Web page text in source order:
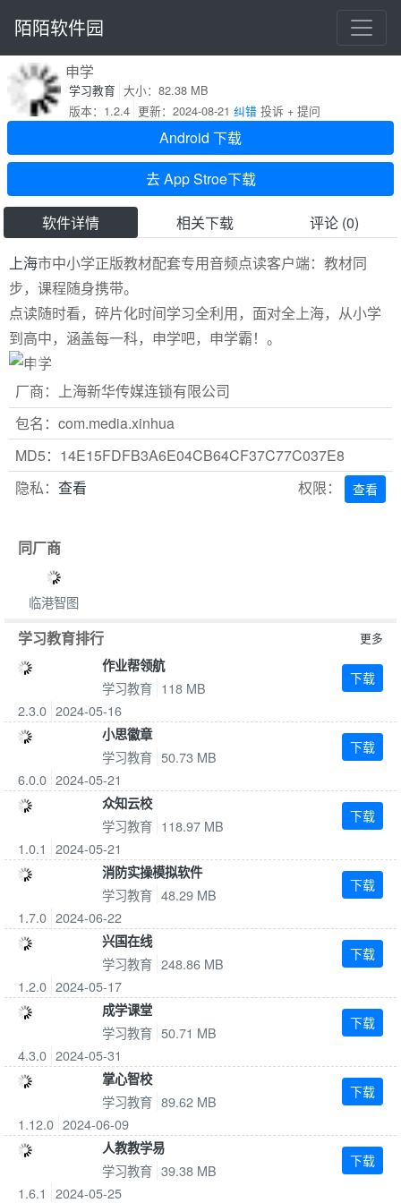
陌陌软件园
申学
学习教育 大小：82.38 MB
版本：1.2.4 更新：2024-08-21 纠错投诉 + 提问
Android 下载
去 App Stroe下载
软件详情 相关下载
评论 (0)
上海市中小学正版教材配套专用音频点读客户端：教材同
步，课程随身携带。
点读随时看，碎片化时间学习全利用，面对全上海，从小学
到高中，涵盖每一科，申学吧，申学霸！。
Previous
厂商：上海新华传媒连锁有限公司
包名：com.media.xinhua
MD5：14E15FDFB3A6E04CB64CF37C77C037E8
隐私：查看 权限： 查看
同厂商
临港智图
学习教育排行 更多
作业帮领航
学习教育 118 MB
2.3.0 2024-05-16
下载
小思徽章
学习教育 50.73 MB
6.0.0 2024-05-21
下载
众知云校
学习教育 118.97 MB
1.0.1
2024-05-21
下载
消防实操模拟软件
学习教育 48.29 MB
1.7.0 2024-06-22
下载
兴国在线
学习教育 248.86 MB
1.2.0 2024-05-17
下载
成学课堂
学习教育 50.71 MB
4.3.0 2024-05-31
下载
掌心智校
学习教育 89.62 MB
1.12.0 2024-06-09
下载
人教教学易
学习教育 39.38 MB
1.6.1
2024-05-25
下载